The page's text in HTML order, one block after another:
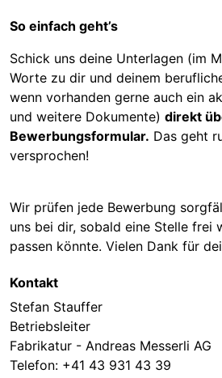
So einfach geht’s
Schick uns deine Unterlagen (im
Worte zu dir und deinem
wenn vorhanden gerne auch ein
und weitere Dokumente) direkt
Bewerbungsformular. Das geht
versprochen!
Wir prüfen jede Bewerbung
uns bei dir, sobald eine Stelle frei
passen könnte. Vielen Dank für
Kontakt
Stefan Stauffer
Betriebsleiter
Fabrikatur - Andreas Messerli AG
Telefon: +41 43 931 43 39